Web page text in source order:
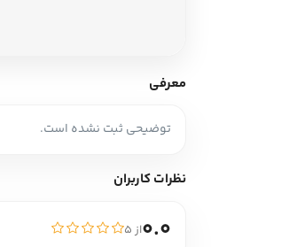
زبان شناسی
معرفی
توضیحی ثبت نشده است.
نظرات کاربران
0.0از ۵